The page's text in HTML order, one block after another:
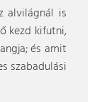
alvilágnál is
kezd kifutni,
és amit
szabadulási